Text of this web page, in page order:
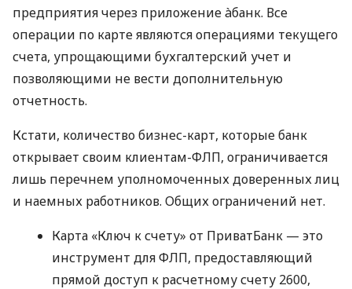
предприятия через приложение àбанк. Все
операции по карте являются операциями текущего
счета, упрощающими бухгалтерский учет и
позволяющими не вести дополнительную
отчетность.
Кстати, количество бизнес-карт, которые банк
открывает своим клиентам-ФЛП, ограничивается
лишь перечнем уполномоченных доверенных лиц
и наемных работников. Общих ограничений нет.
Карта «Ключ к счету» от ПриватБанк — это
инструмент для ФЛП, предоставляющий
прямой доступ к расчетному счету 2600,